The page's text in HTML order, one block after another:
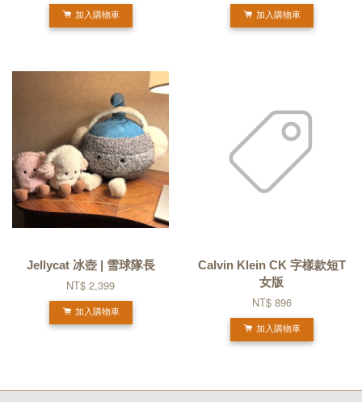
加入購物車 加入購物車
Jellycat 冰壺 | 雪球隊長
NT$ 2,399
加入購物車
Calvin Klein CK 字樣款短T
女版
NT$ 896
加入購物車